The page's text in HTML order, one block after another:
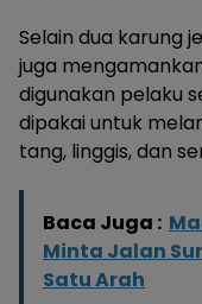
Selain dua karung
juga
digunakan pelaku
dipakai untuk
tang, linggis, dan
Baca Juga :
Minta Jalan
Satu Arah